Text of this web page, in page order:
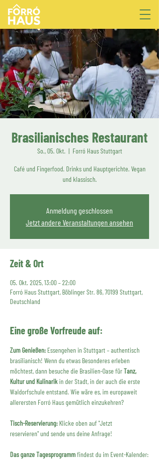
Brasilianisches Restaurant
So., 05. Okt.
  |
Forró Haus Stuttgart
Café und Fingerfood. Drinks und Hauptgerichte. Vegan
und klassisch.
Anmeldung geschlossen
Jetzt andere Veranstaltungen ansehen
Zeit & Ort
05. Okt. 2025, 13:00 – 22:00
Forró Haus Stuttgart, Böblinger Str. 86, 70199 Stuttgart,
Deutschland
Eine große Vorfreude auf:
Zum Genießen: Essengehen in Stuttgart – authentisch
brasilianisch! Wenn du etwas Besonderes erleben
möchtest, dann besuche die Brasilien-Oase für Tanz,
Kultur und Kulinarik in der Stadt, in der auch die erste
Waldorfschule entstand. Wie wäre es, im europaweit
allerersten Forró Haus gemütlich einzukehren?
Tisch-Reservierung: Klicke oben auf "Jetzt
reservieren" und sende uns deine Anfrage!
Das ganze Tagesprogramm findest du im Event-Kalender: